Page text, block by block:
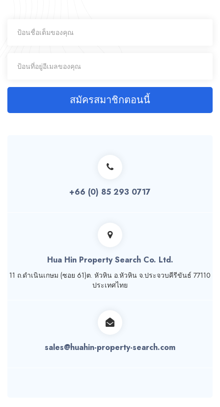
สมัครสมาชิกตอนนี้
+66 (0) 85 293 0717
Hua Hin Property Search Co. Ltd.
11 ถ.ดำเนินเกษม (ซอย 61)ต. หัวหิน อ.หัวหิน จ.ประจวบคีรีขันธ์ 77110
ประเทศไทย
sales@huahin-property-search.com